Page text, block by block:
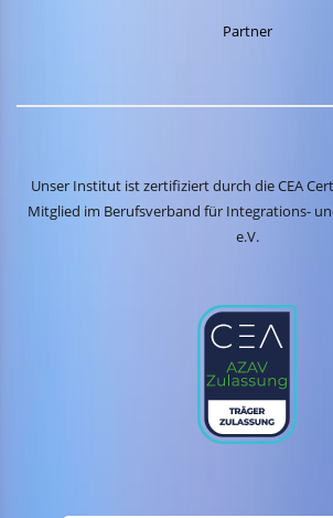
Partner
Unser Institut ist zertifiziert durch die CEA
Mitglied im Berufsverband für Integrations-
e.V.